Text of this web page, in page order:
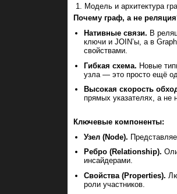
1. Модель и архитектура
Почему граф, а не
Нативные связи. В
ключи и JOIN’ы, а в
свойствами.
Гибкая схема. Новые
узла — это просто ещё
Высокая скорость
прямых указателях, а не
Ключевые компоненты:
Узел (Node).
Ребро (Relationship).
инсайдерами.
Свойства (Properties).
роли участников.